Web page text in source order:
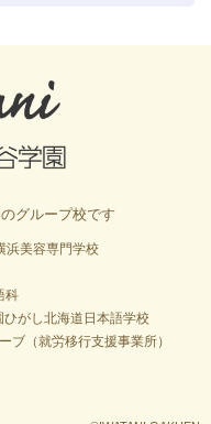
グループ校です
浜美容専門学校
科
ひがし北海道日本語学校
ーブ（就労移行支援事業所）